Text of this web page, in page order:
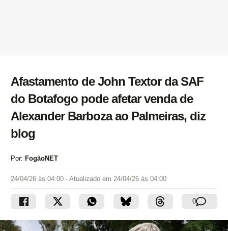
Afastamento de John Textor da SAF
do Botafogo pode afetar venda de
Alexander Barboza ao Palmeiras, diz
blog
Por: FogãoNET
24/04/26 às 04:00 - Atualizado em 24/04/26 às 04:00
0